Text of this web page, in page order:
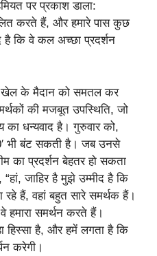
पर प्रकाश डाला:
करते हैं, और हमारे पास कुछ
कि वे कल अच्छा प्रदर्शन
खेल के मैदान को समतल कर
की मजबूत उपस्थिति, जो
का धन्यवाद है। गुरुवार को,
भी बंट सकती है। जब उनसे
का प्रदर्शन बेहतर हो सकता
जाहिर है मुझे उम्मीद है कि
हैं, वहां बहुत सारे समर्थक हैं।
हमारा समर्थन करते हैं।
है, और हमें लगता है कि
करेगी।